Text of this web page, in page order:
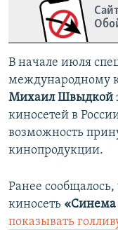
В начале июля
международному
Михаил Швыдкой
киносетей в
возможность
кинопродукции.
Ранее сообщалось,
киносеть «Синема
показывать